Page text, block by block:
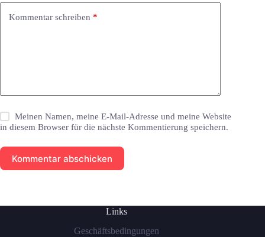
Kommentar schreiben *
Meinen Namen, meine E-Mail-Adresse und meine Website
in diesem Browser für die nächste Kommentierung speichern.
Kommentar abschicken
Links
Geschäftsbedingungen